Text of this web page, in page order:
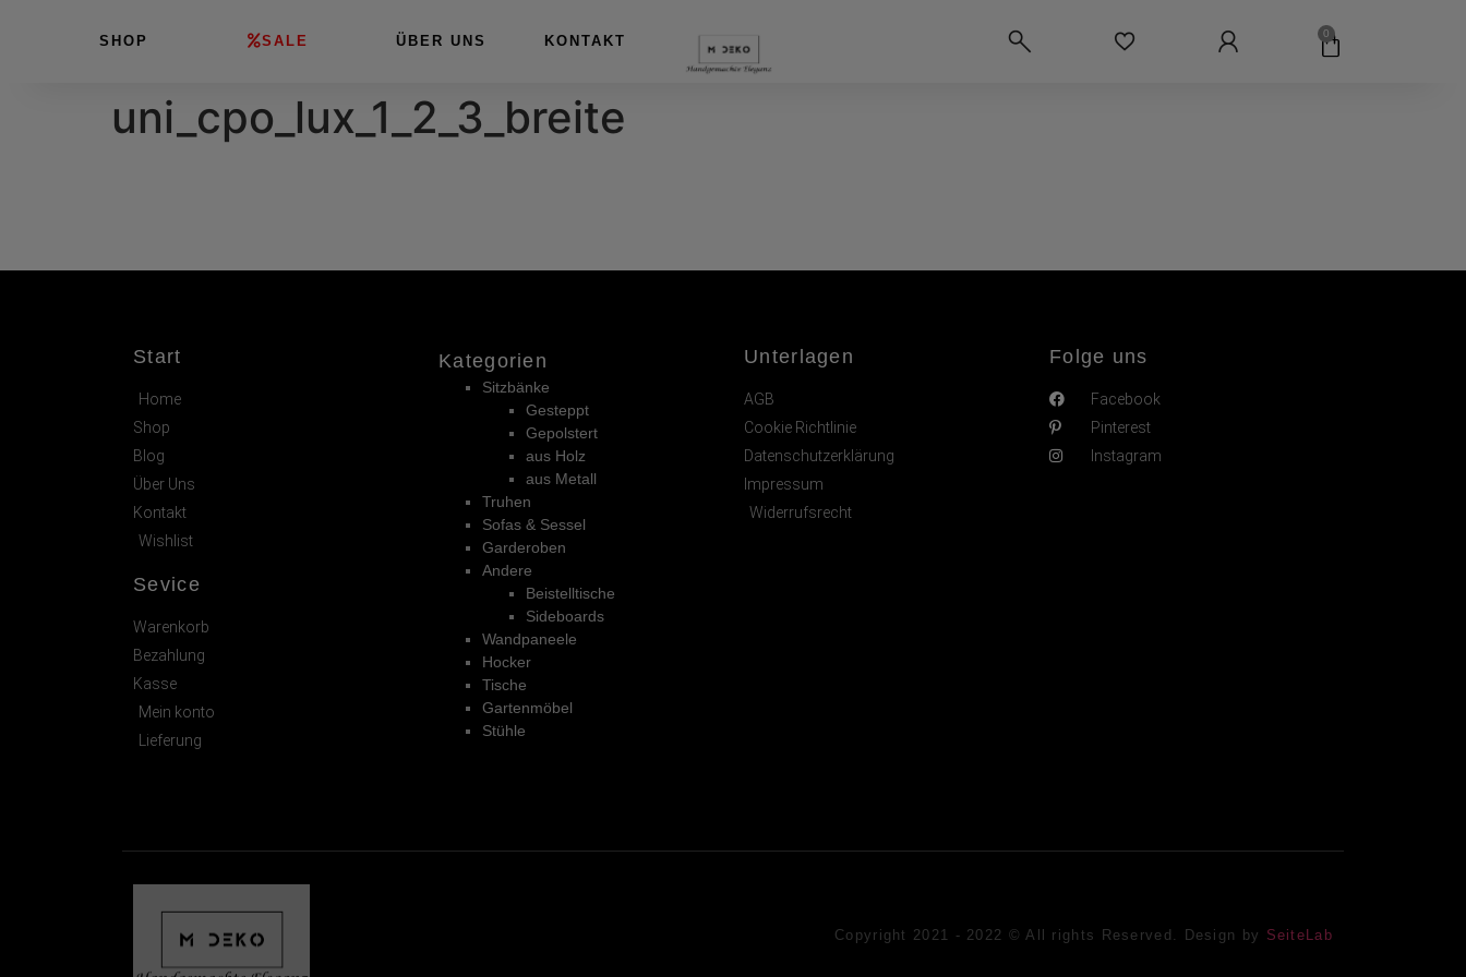
SHOP SALE ÜBER UNS KONTAKT 0
uni_cpo_lux_1_2_3_breite
Start
Home
Shop
Blog
Über Uns
Kontakt
Wishlist
Sevice
Warenkorb
Bezahlung
Kasse
Mein konto
Lieferung
Kategorien
Sitzbänke
Gesteppt
Gepolstert
aus Holz
aus Metall
Truhen
Sofas & Sessel
Garderoben
Andere
Beistelltische
Sideboards
Wandpaneele
Hocker
Tische
Gartenmöbel
Stühle
Unterlagen
AGB
Cookie Richtlinie
Datenschutzerklärung
Impressum
Widerrufsrecht
Folge uns
Facebook
Pinterest
Instagram
Copyright 2021 - 2022 © All rights Reserved. Design by SeiteLab